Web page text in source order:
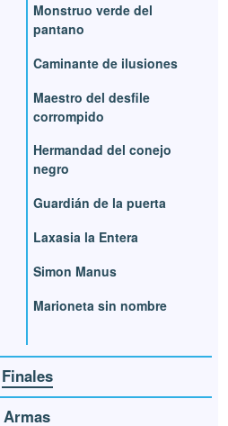
Monstruo verde del
pantano
Caminante de ilusiones
Maestro del desfile
corrompido
Hermandad del conejo
negro
Guardián de la puerta
Laxasia la Entera
Simon Manus
Marioneta sin nombre
Finales
Armas